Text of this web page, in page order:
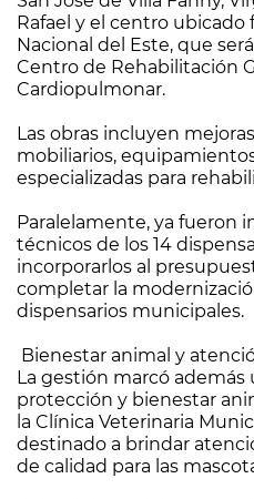
Rafael y el centro ubicado
Nacional del Este, que
Centro de Rehabilitación
Cardiopulmonar.
Las obras incluyen
mobiliarios,
especializadas para
Paralelamente, ya fueron
técnicos de los 14
incorporarlos al
completar la
dispensarios municipales.
Bienestar animal y
La gestión marcó
protección y bienestar
la Clínica Veterinaria
destinado a brindar
de calidad para las